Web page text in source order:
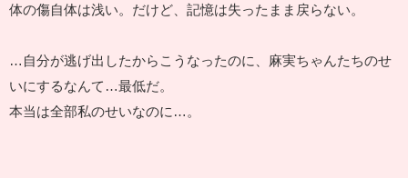
体の傷自体は浅い。だけど、記憶は失ったまま戻らない。
…自分が逃げ出したからこうなったのに、麻実ちゃんたちのせ
いにするなんて…最低だ。
本当は全部私のせいなのに…。